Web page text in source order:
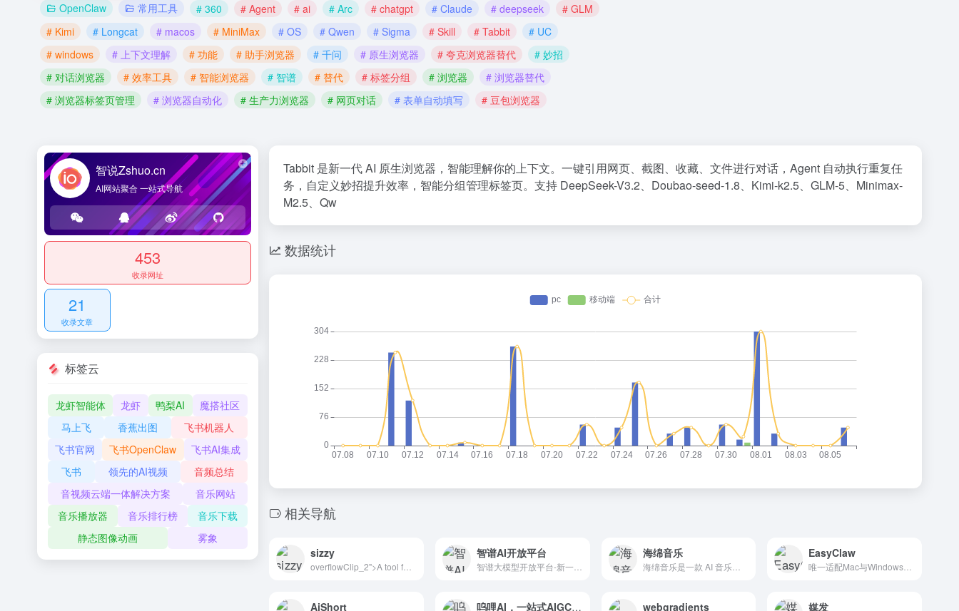
OpenClaw 常用工具 # 360 # Agent # ai # Arc # chatgpt # Claude # deepseek
# GLM
# Kimi
# Longcat # macos # MiniMax # OS # Qwen # Sigma # Skill # Tabbit
# UC
# windows
# 上下文理解 # 功能 # 助手浏览器 # 千问 # 原生浏览器 # 夸克浏览器替代
# 妙招
# 对话浏览器
# 效率工具 # 智能浏览器 # 智谱 # 替代 # 标签分组 # 浏览器
# 浏览器替代
# 浏览器标签页管理
# 浏览器自动化 # 生产力浏览器 # 网页对话 # 表单自动填写 # 豆包浏览器
Tabbit 是新一代 AI 原生浏览器，智能理解你的上下文。一键引用网页、截图、收藏、文件进行对话，Agent 自动执行重复任
务，自定义妙招提升效率，智能分组管理标签页。支持 DeepSeek-V3.2、Doubao-seed-1.8、Kimi-k2.5、GLM-5、Minimax-
M2.5、Qw
数据统计
相关导航
sizzy 智谱AI开放平台
智谱大模型开放平台-新一代国产自主通用AI大模型开放平台，是国内大模型排名前列的大模型网站，研发了多款LLM模型，多模态视觉模型产品，致力于将AI产品技术与行业场景双轮驱动的中国先进的认知智能技术和千行百业应用相结合，构建更高精度、高效率、通用化的AI开发新模式和企业级解决方案，实现智谱大模型的产业
海绵音乐
海绵音乐是一款 AI 音乐创作产品，输入一句话灵感或者歌词，即可快速生成音乐，最大限度拉近每个人同音乐创作的距离。同时，海绵音乐提供了丰富的自定义功能，让每个人都可以一键创作属于自己的 AI 音乐。在这个过程中，偶遇惊喜，发现更多可能，为你打造耳目一新的音乐创作体验。通过 DeepSeek 大模型智
EasyClaw
AiShort 呜哩AI，一站式AIGC创意平台 webgradients 媒发
智说Zshuo.cn
AI网站聚合 一站式导航
453
收录网址
21
收录文章
标签云
龙虾智能体 龙虾 鸭梨AI
魔搭社区
马上飞
香蕉出图
飞书机器人
飞书官网
飞书OpenClaw
飞书AI集成
飞书
领先的AI视频
音频总结
音视频云端一体解决方案
音乐网站
音乐播放器
音乐排行榜
音乐下载
静态图像动画
雾象